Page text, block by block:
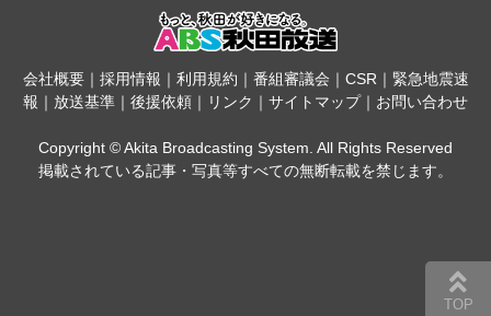
会社概要｜ 採用情報 ｜ 利用規約 ｜ 番組審議会 ｜ CSR ｜ 緊急地震速
報 ｜ 放送基準 ｜ 後援依頼 ｜ リンク ｜ サイトマップ｜ お問い合わせ
Copyright © Akita Broadcasting System. All Rights Reserved
掲載されている記事・写真等すべての無断転載を禁じます。